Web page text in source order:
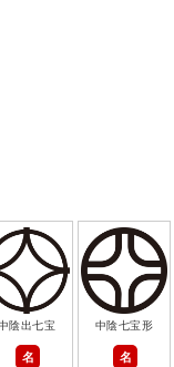
陰出七宝
名
中陰七宝形
名